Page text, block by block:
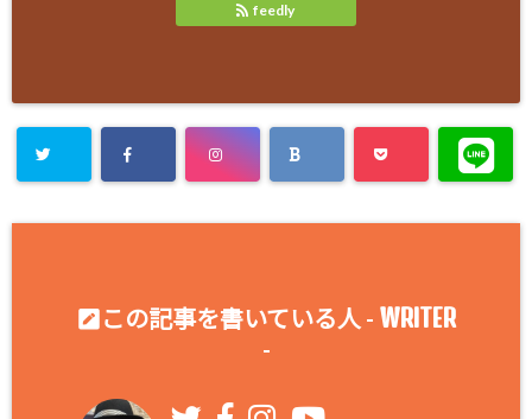
feedly
この記事を書いている人 - WRITER
-